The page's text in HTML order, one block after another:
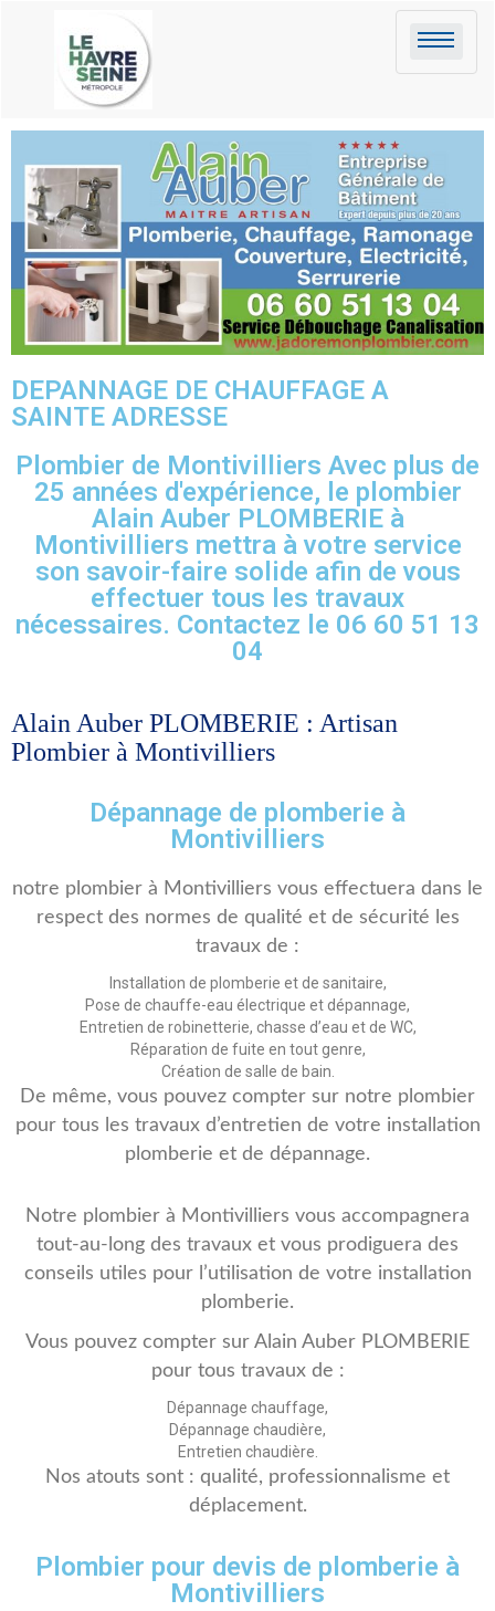
DEPANNAGE DE CHAUFFAGE A
SAINTE ADRESSE
Plombier de Montivilliers Avec plus de
25 années d'expérience, le plombier
Alain Auber PLOMBERIE à
Montivilliers mettra à votre service
son savoir-faire solide afin de vous
effectuer tous les travaux
nécessaires. Contactez le 06 60 51 13
04
Alain Auber PLOMBERIE : Artisan
Plombier à Montivilliers
Dépannage de plomberie à
Montivilliers
notre plombier à Montivilliers vous effectuera dans le
respect des normes de qualité et de sécurité les
travaux de :
Installation de plomberie et de sanitaire,
Pose de chauffe-eau électrique et dépannage,
Entretien de robinetterie, chasse d’eau et de WC,
Réparation de fuite en tout genre,
Création de salle de bain.
De même, vous pouvez compter sur notre plombier
pour tous les travaux d’entretien de votre installation
plomberie et de dépannage.
Notre plombier à Montivilliers vous accompagnera
tout-au-long des travaux et vous prodiguera des
conseils utiles pour l’utilisation de votre installation
plomberie.
Vous pouvez compter sur Alain Auber PLOMBERIE
pour tous travaux de :
Dépannage chauffage,
Dépannage chaudière,
Entretien chaudière.
Nos atouts sont : qualité, professionnalisme et
déplacement.
Plombier pour devis de plomberie à
Montivilliers